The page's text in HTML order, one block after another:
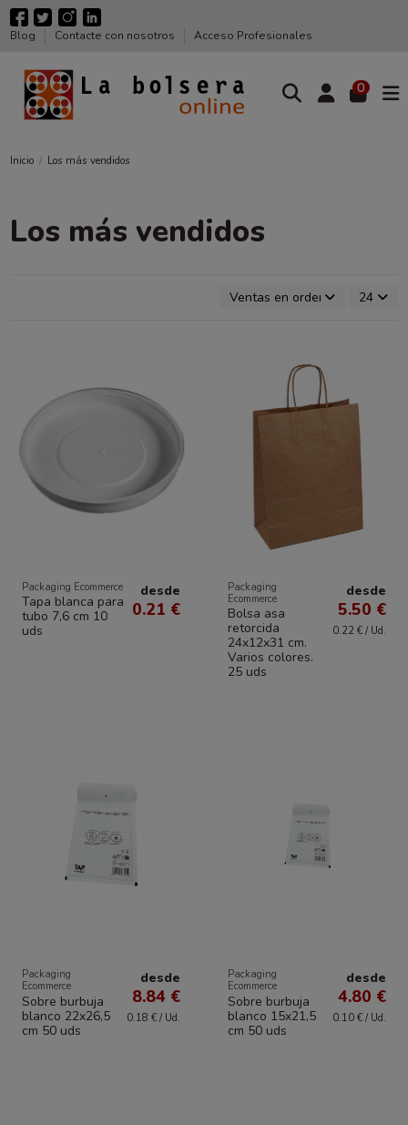
Blog Contacte con nosotros Acceso Profesionales
0
Inicio Los más vendidos
Los más vendidos
Ventas en orden decreciente
24
Packaging Ecommerce
Tapa blanca para
tubo 7,6 cm 10
uds
desde
0.21 €
Packaging
Ecommerce
Bolsa asa
retorcida
24x12x31 cm.
Varios colores.
25 uds
desde
5.50 €
0.22 € / Ud.
Packaging
Ecommerce
Sobre burbuja
blanco 22x26,5
cm 50 uds
desde
8.84 €
0.18 € / Ud.
Packaging
Ecommerce
Sobre burbuja
blanco 15x21,5
cm 50 uds
desde
4.80 €
0.10 € / Ud.